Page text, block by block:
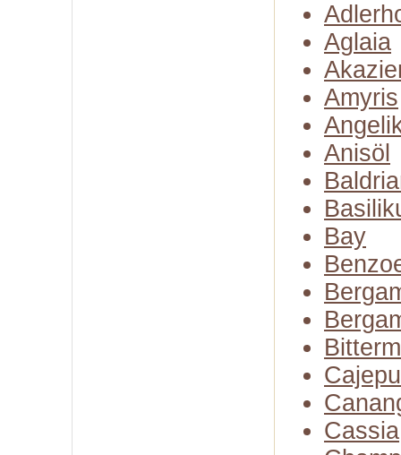
Aglaia
Amyris
Anisöl
Bay
Cassia